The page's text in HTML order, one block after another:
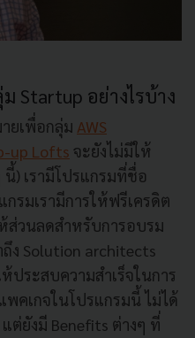
Startup อย่างไรบ้าง
ยเพื่อกลุ่ม AWS
up Lofts จะยังไม่มีให้
นี้) เรามีโปรแกรมที่ชื่อ
กรมเรามีการให้ฟรีเครดิต
ห้ส่วนลดสำหรับการอบรม
ถึง Solution architects
ประสบความสำเร็จในการ
คเกจในโปรแกรมนี้ ไม่ได้
ต่ยังมี Benefits ต่างๆ ที่